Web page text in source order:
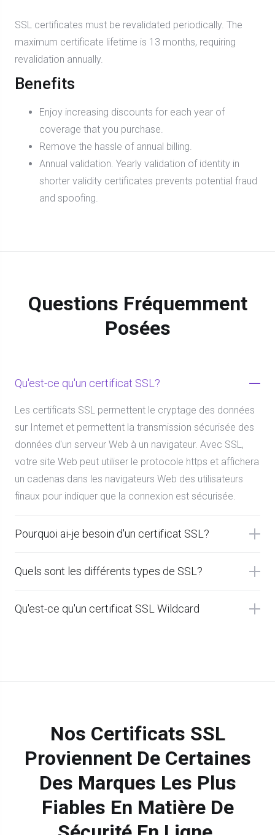
SSL certificates must be revalidated periodically. The
maximum certificate lifetime is 13 months, requiring
revalidation annually.
Benefits
Enjoy increasing discounts for each year of
coverage that you purchase.
Remove the hassle of annual billing.
Annual validation. Yearly validation of identity in
shorter validity certificates prevents potential fraud
and spoofing.
Questions Fréquemment
Posées
Qu'est-ce qu'un certificat SSL?
Les certificats SSL permettent le cryptage des données
sur Internet et permettent la transmission sécurisée des
données d'un serveur Web à un navigateur. Avec SSL,
votre site Web peut utiliser le protocole https et affichera
un cadenas dans les navigateurs Web des utilisateurs
finaux pour indiquer que la connexion est sécurisée.
Pourquoi ai-je besoin d'un certificat SSL?
Quels sont les différents types de SSL?
Qu'est-ce qu'un certificat SSL Wildcard
Nos Certificats SSL
Proviennent De Certaines
Des Marques Les Plus
Fiables En Matière De